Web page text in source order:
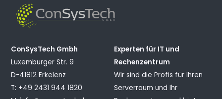
ConSysTech Gmbh
Luxemburger Str. 9
D-41812 Erkelenz
T: +49 2431 944 1820
Experten für IT und
Rechenzentrum
Wir sind die Profis für Ihren
Serverraum und Ihr